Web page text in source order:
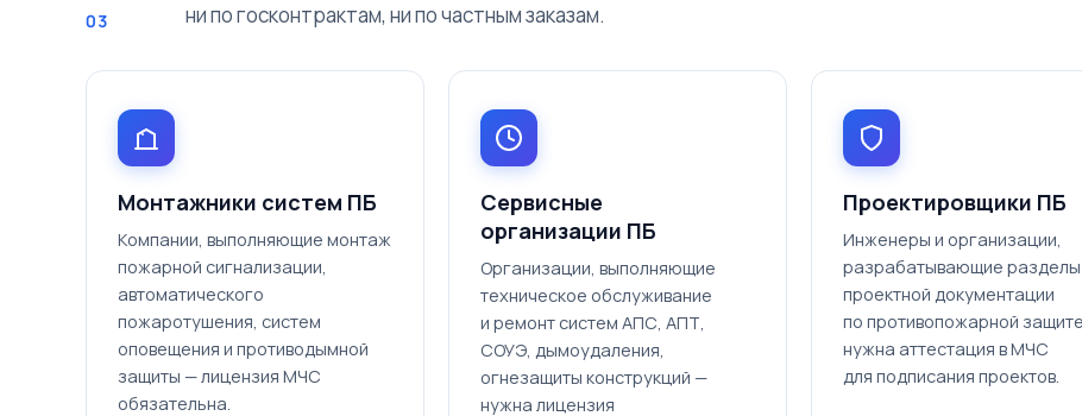
03
ни по госконтрактам, ни по частным заказам.
Монтажники систем ПБ
Компании, выполняющие монтаж
пожарной сигнализации,
автоматического
пожаротушения, систем
оповещения и противодымной
защиты — лицензия МЧС
обязательна.
Сервисные
организации ПБ
Организации, выполняющие
техническое обслуживание
и ремонт систем АПС, АПТ,
СОУЭ, дымоудаления,
огнезащиты конструкций —
нужна лицензия
Проектировщики ПБ
Инженеры и организации,
разрабатывающие разделы
проектной документации
по противопожарной
нужна аттестация в МЧС
для подписания проектов.